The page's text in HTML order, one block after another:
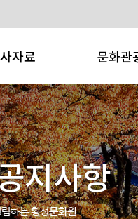
자료 문화관
화
사료집
횡성소개
횡성축제
관광/레져
향토특산
횡성군관
지사항
립하는횡성문화원